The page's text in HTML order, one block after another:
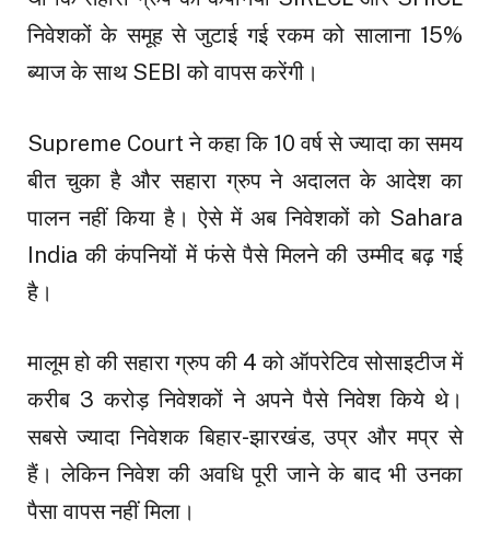
निवेशकों के समूह से जुटाई गई रकम को सालाना 15%
ब्याज के साथ SEBI को वापस करेंगी।
Supreme Court ने कहा कि 10 वर्ष से ज्यादा का समय
बीत चुका है और सहारा ग्रुप ने अदालत के आदेश का
पालन नहीं किया है। ऐसे में अब निवेशकों को Sahara
India की कंपनियों में फंसे पैसे मिलने की उम्मीद बढ़ गई
है।
मालूम हो की सहारा ग्रुप की 4 को ऑपरेटिव सोसाइटीज में
करीब 3 करोड़ निवेशकों ने अपने पैसे निवेश किये थे।
सबसे ज्यादा निवेशक बिहार-झारखंड, उप्र और मप्र से
हैं। लेकिन निवेश की अवधि पूरी जाने के बाद भी उनका
पैसा वापस नहीं मिला।